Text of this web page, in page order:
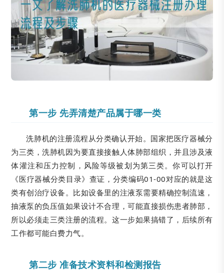
第一步 先弄清楚产品属于哪一类
洗肺机的注册流程从分类确认开始。国家把医疗器械分
为三类，洗肺机因为要直接接触人体肺部组织，并且涉及液
体灌注和压力控制，风险等级被划为第三类。你可以打开
《医疗器械分类目录》查证，分类编码01-00对应的就是这
类有创治疗设备。比如设备里的注液泵需要精确控制流速，
抽液泵的负压值如果设计不合理，可能直接损伤患者肺部，
所以必须走三类注册的流程。这一步如果搞错了，后续所有
工作都可能白费力气。
第二步 准备技术资料和检测报告